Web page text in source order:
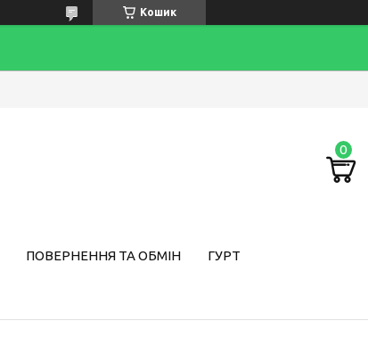
Кошик
ПОВЕРНЕННЯ ТА ОБМІН ГУРТ